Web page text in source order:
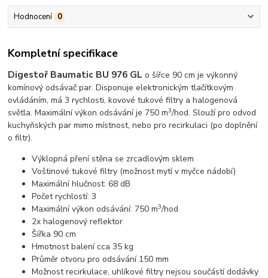
Hodnocení 0
Kompletní specifikace
Digestoř Baumatic BU 976 GL o šířce 90 cm je výkonný
komínový odsávač par. Disponuje elektronickým tlačítkovým
ovládáním, má 3 rychlosti, kovové tukové filtry a halogenová
světla. Maximální výkon odsávání je 750 m3/hod. Slouží pro odvod
kuchyňských par mimo místnost, nebo pro recirkulaci (po doplnění
o filtr).
Výklopná pření stěna se zrcadlovým sklem
Voštinové tukové filtry (možnost mytí v myčce nádobí)
Maximální hlučnost: 68 dB
Počet rychlostí: 3
Maximální výkon odsávání: 750 m3/hod
2x halogenový reflektor
Šířka 90 cm
Hmotnost balení cca 35 kg
Průměr otvoru pro odsávání 150 mm
Možnost recirkulace, uhlíkové filtry nejsou součástí dodávky